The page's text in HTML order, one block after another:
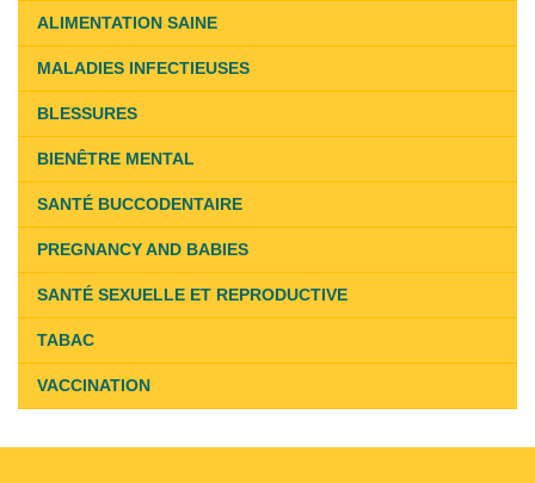
ALIMENTATION SAINE
MALADIES INFECTIEUSES
BLESSURES
BIENÊTRE MENTAL
SANTÉ BUCCODENTAIRE
PREGNANCY AND BABIES
SANTÉ SEXUELLE ET REPRODUCTIVE
TABAC
VACCINATION